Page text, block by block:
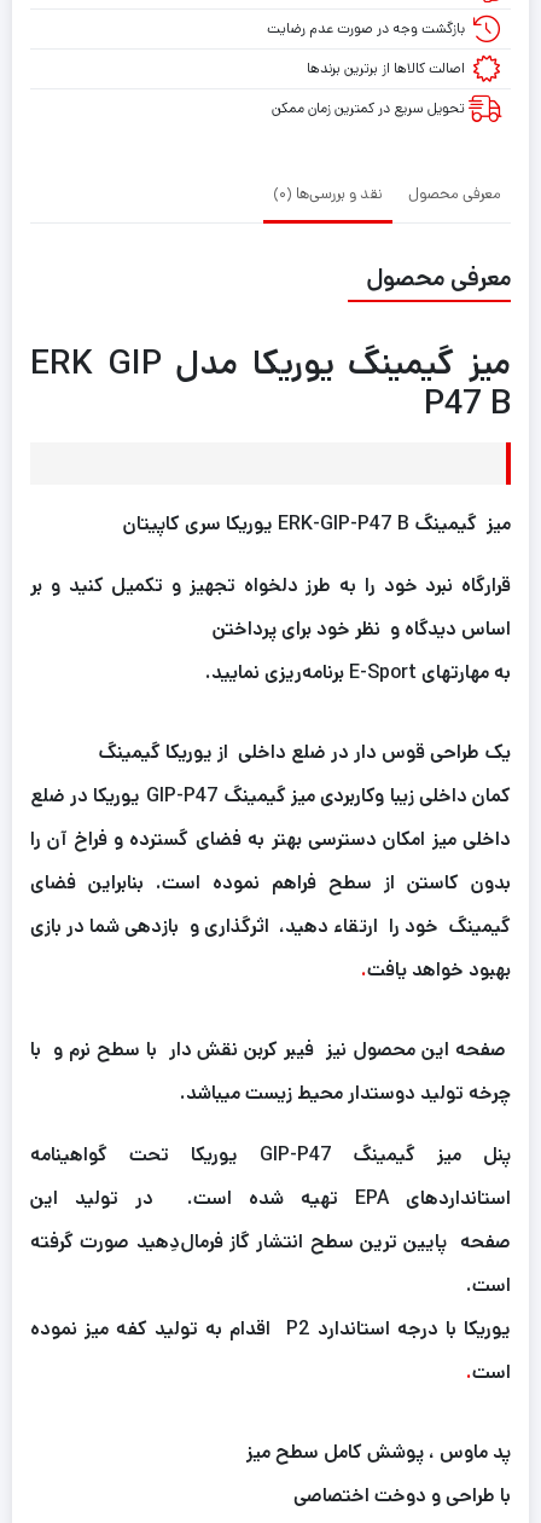
بازگشت وجه در صورت عدم رضایت
اصالت کالاها از برترین برندها
تحویل سریع در کمترین زمان ممکن
معرفی محصول نقد و بررسی‌ها (0)
معرفی محصول
میز گیمینگ یوریکا مدل ERK GIP
P47 B
میز گیمینگ ERK-GIP-P47 B یوریکا سری کاپیتان
قرارگاه نبرد خود را به طرز دلخواه تجهیز و تکمیل کنید و بر
اساس دیدگاه و نظر خود برای پرداختن
به مهارتهای E-Sport برنامه‌ریزی نمایید.
یک طراحی قوس دار در ضلع داخلی از یوریکا گیمینگ
کمان داخلی زیبا وکاربردی میز گیمینگ GIP-P47 یوریکا در ضلع
داخلی میز امکان دسترسی بهتر به فضای گسترده و فراخ آن را
بدون کاستن از سطح فراهم نموده است. بنابراین فضای
گیمینگ خود را ارتقاء دهید، اثرگذاری و بازدهی شما در بازی
بهبود خواهد یافت.
صفحه این محصول نیز فیبر کربن نقش دار با سطح نرم و با
چرخه تولید دوستدار محیط زیست میباشد.
پنل میز گیمینگ GIP-P47 یوریکا تحت گواهینامه
استانداردهای EPA تهیه شده است. در تولید این
صفحه پایین ترین سطح انتشار گاز فرمال‌دِهید صورت گرفته
است.
یوریکا با درجه استاندارد P2 اقدام به تولید کفه میز نموده
است.
پد ماوس ، پوشش کامل سطح میز
با طراحی و دوخت اختصاصی